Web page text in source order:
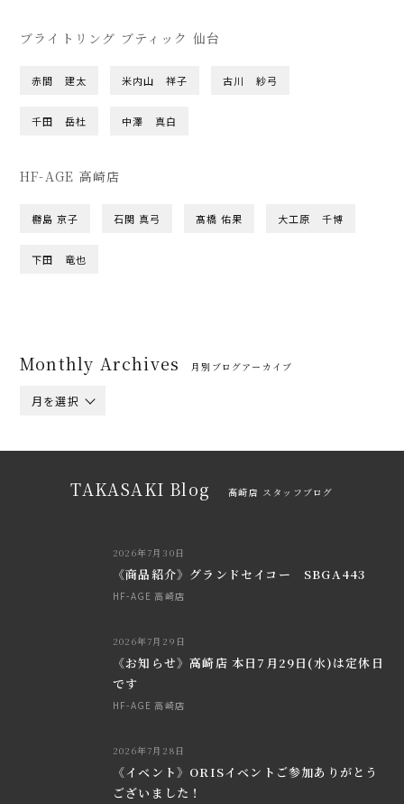
ブライトリング ブティック 仙台
赤間 建太 米内山 祥子 古川 紗弓
千田 岳杜 中澤 真白
HF-AGE 高崎店
橳島 京子 石関 真弓 髙橋 佑果 大工原 千博
下田 竜也
Monthly Archives 月別ブログアーカイブ
月を選択
TAKASAKI Blog 高崎店 スタッフブログ
2026年7月30日
《商品紹介》グランドセイコー SBGA443
HF-AGE 高崎店
2026年7月29日
《お知らせ》高崎店 本日7月29日(水)は定休日
です
HF-AGE 高崎店
2026年7月28日
《イベント》ORISイベントご参加ありがとう
ございました！